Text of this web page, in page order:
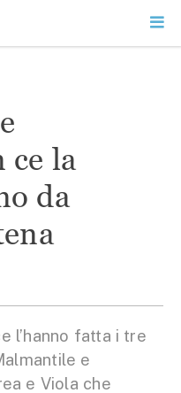
ce la
da
l’hanno fatta i tre
e
e Viola che